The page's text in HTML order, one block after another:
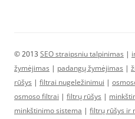
© 2013 SEO straipsniu talpinimas |
žymėjimas | padangų žymėjimas |
rūšys | filtrai nugeležinimui |
osmoso filtrai | filtrų rūšys |
minkštinimo sistema | filtrų rūšys ir